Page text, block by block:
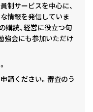
制サービスを中心に、
情報を発信していま
購読、経営に役立つ旬
強会にも参加いただけ
請ください。審査のう